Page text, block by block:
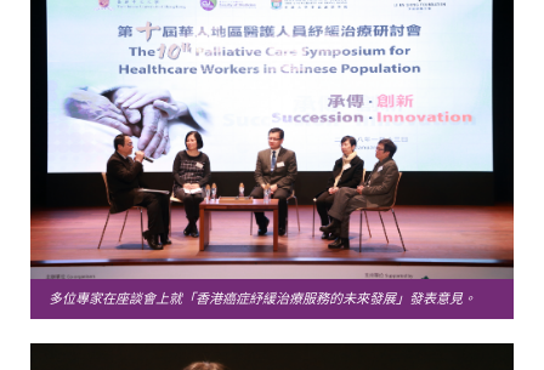
多位專家在座談會上就「香港癌症紓緩治療服務的未來發展」發表意見。